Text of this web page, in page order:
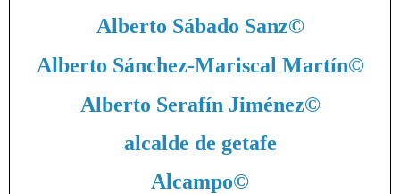
Alberto Sábado Sanz©
Alberto Sánchez-Mariscal Martín©
Alberto Serafín Jiménez©
alcalde de getafe
Alcampo©